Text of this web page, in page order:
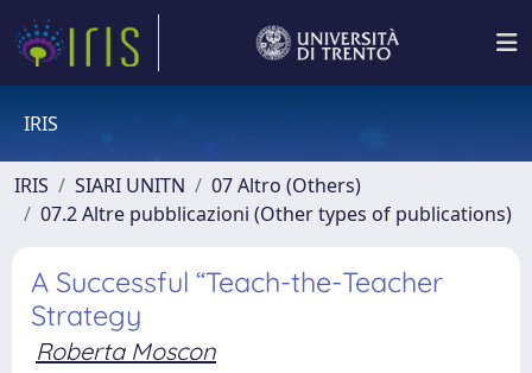
IRIS
IRIS SIARI UNITN
07 Altro (Others)
07.2 Altre pubblicazioni (Other types of publications)
A Successful “Teach-the-Teacher
Strategy
Roberta Moscon